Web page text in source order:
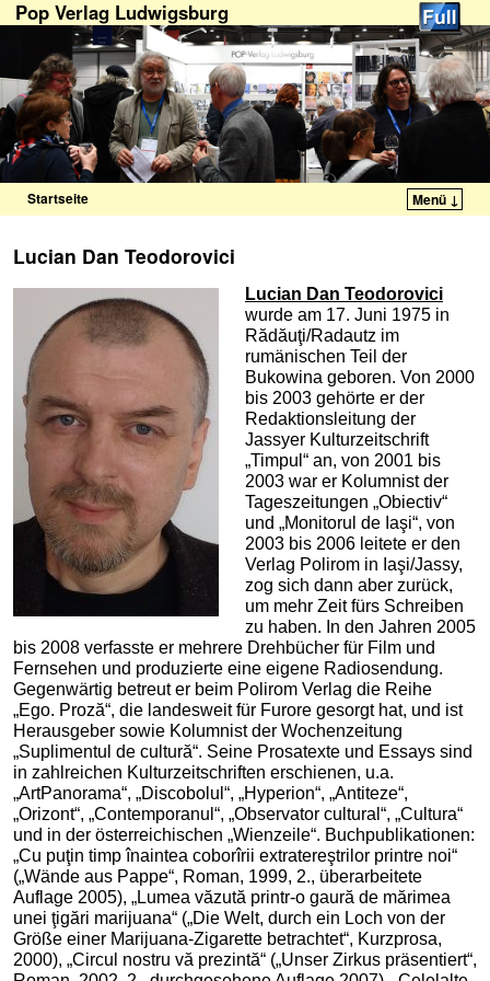
Pop Verlag Ludwigsburg
Startseite Menü ↓
Lucian Dan Teodorovici
Lucian Dan Teodorovici
wurde am 17. Juni 1975 in
Rădăuţi/Radautz im
rumänischen Teil der
Bukowina geboren. Von 2000
bis 2003 gehörte er der
Redaktionsleitung der
Jassyer Kulturzeitschrift
„Timpul“ an, von 2001 bis
2003 war er Kolumnist der
Tageszeitungen „Obiectiv“
und „Monitorul de Iaşi“, von
2003 bis 2006 leitete er den
Verlag Polirom in Iaşi/Jassy,
zog sich dann aber zurück,
um mehr Zeit fürs Schreiben
zu haben. In den Jahren 2005
bis 2008 verfasste er mehrere Drehbücher für Film und
Fernsehen und produzierte eine eigene Radiosendung.
Gegenwärtig betreut er beim Polirom Verlag die Reihe
„Ego. Proză“, die landesweit für Furore gesorgt hat, und ist
Herausgeber sowie Kolumnist der Wochenzeitung
„Suplimentul de cultură“. Seine Prosatexte und Essays sind
in zahlreichen Kulturzeitschriften erschienen, u.a.
„ArtPanorama“, „Discobolul“, „Hyperion“, „Antiteze“,
„Orizont“, „Contemporanul“, „Observator cultural“, „Cultura“
und in der österreichischen „Wienzeile“. Buchpublikationen:
„Cu puţin timp înaintea coborîrii extratereştrilor printre noi“
(„Wände aus Pappe“, Roman, 1999, 2., überarbeitete
Auflage 2005), „Lumea văzută printr-o gaură de mărimea
unei ţigări marijuana“ („Die Welt, durch ein Loch von der
Größe einer Marijuana-Zigarette betrachtet“, Kurzprosa,
2000), „Circul nostru vă prezintă“ („Unser Zirkus präsentiert“,